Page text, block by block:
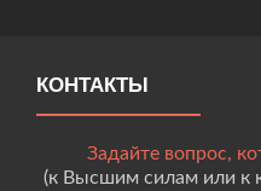
КОНТАКТЫ
Задайте вопрос,
(к Высшим силам или к